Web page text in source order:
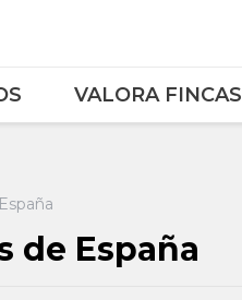
VALORA FINCAS
de España